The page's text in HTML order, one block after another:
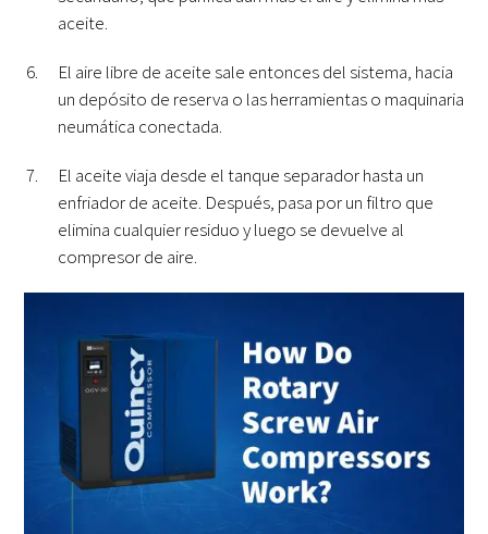
aceite.
El aire libre de aceite sale entonces del sistema, hacia
un depósito de reserva o las herramientas o maquinaria
neumática conectada.
El aceite viaja desde el tanque separador hasta un
enfriador de aceite. Después, pasa por un filtro que
elimina cualquier residuo y luego se devuelve al
compresor de aire.